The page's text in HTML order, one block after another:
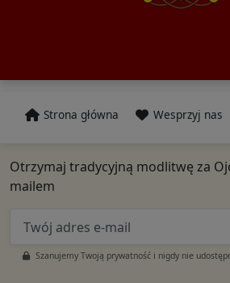
Strona główna Wesprzyj nas
Otrzymaj tradycyjną modlitwę za
mailem
Szanujemy Twoją prywatność i nigdy nie